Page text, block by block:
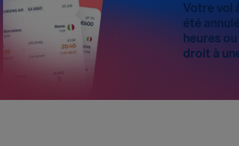
Votre vol
été
heures
droit à